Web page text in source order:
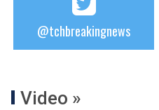
@tchbreakingnews
Video »